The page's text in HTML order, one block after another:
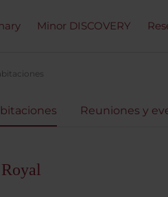
Minor DISCOVERY
Reuniones y